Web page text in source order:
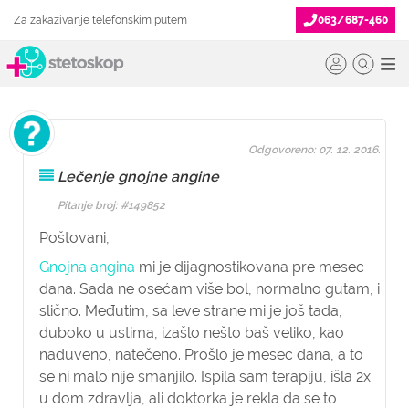
Za zakazivanje telefonskim putem 063/687-460
Lečenje gnojne angine
Pitanje broj: #149852
Poštovani,
Gnojna angina mi je dijagnostikovana pre mesec
dana. Sada ne osećam više bol, normalno gutam, i
slično. Međutim, sa leve strane mi je još tada,
duboko u ustima, izašlo nešto baš veliko, kao
naduveno, natečeno. Prošlo je mesec dana, a to
se ni malo nije smanjilo. Ispila sam terapiju, išla 2x
u dom zdravlja, ali doktorka je rekla da se to
Odgovoreno: 07. 12. 2016.